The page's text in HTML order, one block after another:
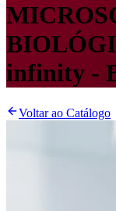
infinity -
Voltar ao Catálogo